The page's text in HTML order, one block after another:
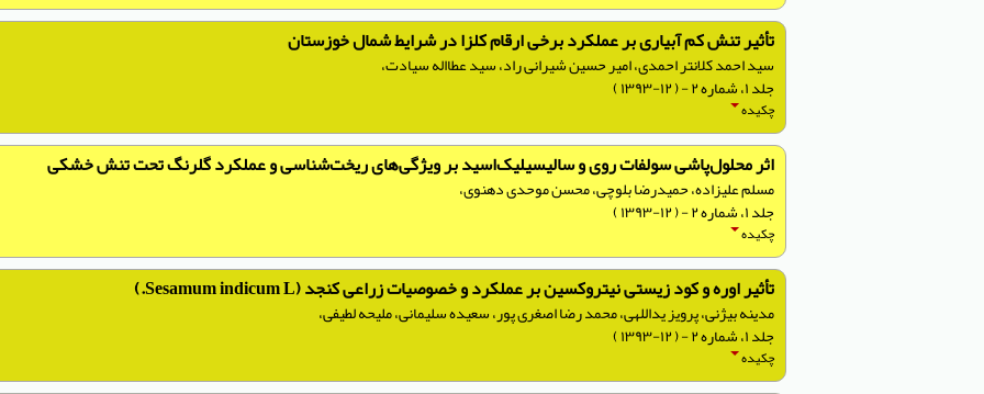
تأثیر تنش کم آبیاری بر عملکرد برخی ارقام کلزا در شرایط شمال خوزستان
سید احمد کلانتر احمدی، امیر حسین شیرانی راد، سید عطااله سیادت،
جلد ۱، شماره ۲ - ( ۱۲-۱۳۹۳ )
چکیده
اثر محلول‌پاشی سولفات روی و سالیسیلیک‌اسید بر ویژگی‌های ریخت‌شناسی و عملکرد گلرنگ تحت تنش خشکی
مسلم علیزاده، حمیدرضا بلوچی، محسن موحدی دهنوی،
جلد ۱، شماره ۲ - ( ۱۲-۱۳۹۳ )
چکیده
تأثیر اوره و کود زیستی نیتروکسین بر عملکرد و خصوصیات زراعی کنجد (Sesamum indicum L.)
مدینه بیژنی، پرویز یداللهی، محمد رضا اصغری پور، سعیده سلیمانی، ملیحه لطیفی،
جلد ۱، شماره ۲ - ( ۱۲-۱۳۹۳ )
چکیده